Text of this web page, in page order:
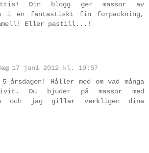
Din blogg ger massor av
i en fantastiskt fin förpackning,
Eller pastill...!
17 juni 2012 kl. 19:57
årsdagen! Håller med om vad många
Du bjuder på massor med
och jag gillar verkligen dina